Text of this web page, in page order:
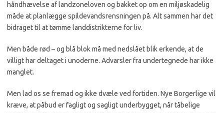
håndhævelse af landzoneloven og bakket op om en miljøskadelig
måde at planlægge spildevandsrensningen på. Alt sammen har det
bidraget til at tømme landdistrikterne for liv.
Men både rød – og blå blok må med nedslået blik erkende, at de
villigt har deltaget i unoderne. Advarsler fra undertegnede har ikke
manglet.
Men lad os se fremad og ikke dvæle ved fortiden. Nye Borgerlige vil
kræve, at påbud er fagligt og sagligt underbygget, når tåbelige